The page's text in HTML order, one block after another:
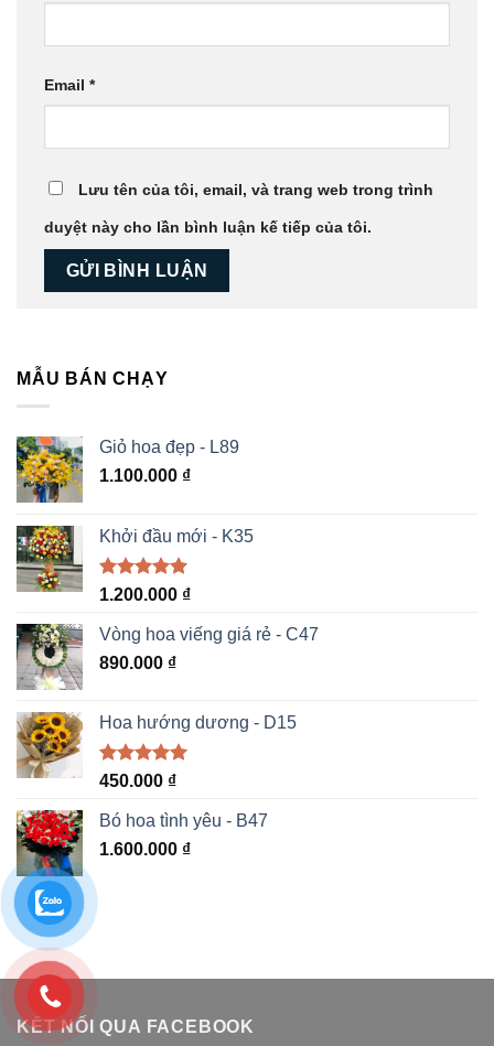
Email *
Lưu tên của tôi, email, và trang web trong trình
duyệt này cho lần bình luận kế tiếp của tôi.
MẪU BÁN CHẠY
Giỏ hoa đẹp - L89
1.100.000 ₫
Khởi đầu mới - K35
Được xếp
5 sao
1.200.000 ₫
Vòng hoa viếng giá rẻ - C47
890.000 ₫
Hoa hướng dương - D15
Được xếp
5 sao
450.000 ₫
Bó hoa tình yêu - B47
1.600.000 ₫
KẾT NỐI QUA FACEBOOK